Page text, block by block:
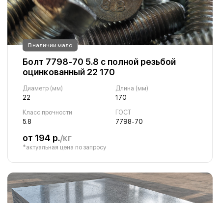
В наличии мало
Болт 7798-70 5.8 с полной резьбой
оцинкованный 22 170
Диаметр (мм)
22
Длина (мм)
170
Класс прочности
5.8
ГОСТ
7798-70
от 194 р./кг
*актуальная цена по запросу